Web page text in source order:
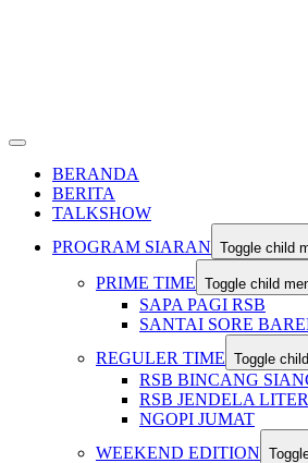
BERANDA
BERITA
TALKSHOW
PROGRAM SIARAN Toggle child
PRIME TIME Toggle child
SAPA PAGI RSB
SANTAI SORE
REGULER TIME Toggle
RSB BINCANG
RSB JENDELA
NGOPI JUMAT
WEEKEND EDITION